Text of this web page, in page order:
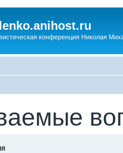
конференция Николая